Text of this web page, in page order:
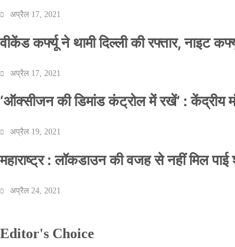
अप्रैल 17, 2021
वीकेंड कर्फ्यू ने थामी दिल्ली की रफ्तार, नाइट
अप्रैल 17, 2021
‘ऑक्सीजन की डिमांड कंट्रोल में रखें’ : केंद्रीय
अप्रैल 19, 2021
महाराष्ट्र : लॉकडाउन की वजह से नहीं मिल
अप्रैल 24, 2021
Editor's Choice